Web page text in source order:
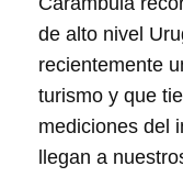
de alto nivel
recientemente
turismo y que
mediciones del
llegan a